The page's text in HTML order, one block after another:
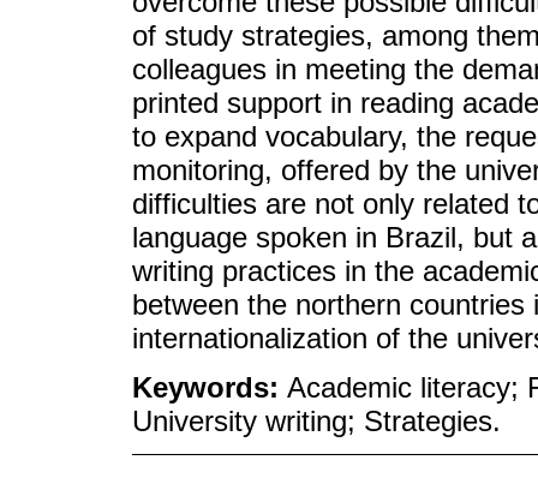
of study strategies, among
colleagues in meeting the
printed support in reading
to expand vocabulary, the
monitoring, offered by the
difficulties are not only related
language spoken in Brazil, but
writing practices in the
between the northern
internationalization of the
Keywords: Academic literacy;
University writing; Strategies.